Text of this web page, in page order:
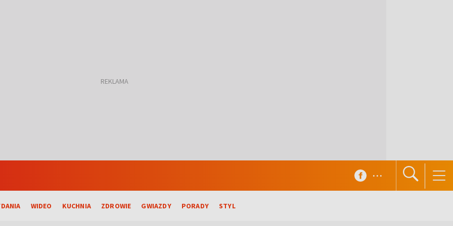
WIDEO KUCHNIA ZDROWIE GWIAZDY PORADY STYL
...